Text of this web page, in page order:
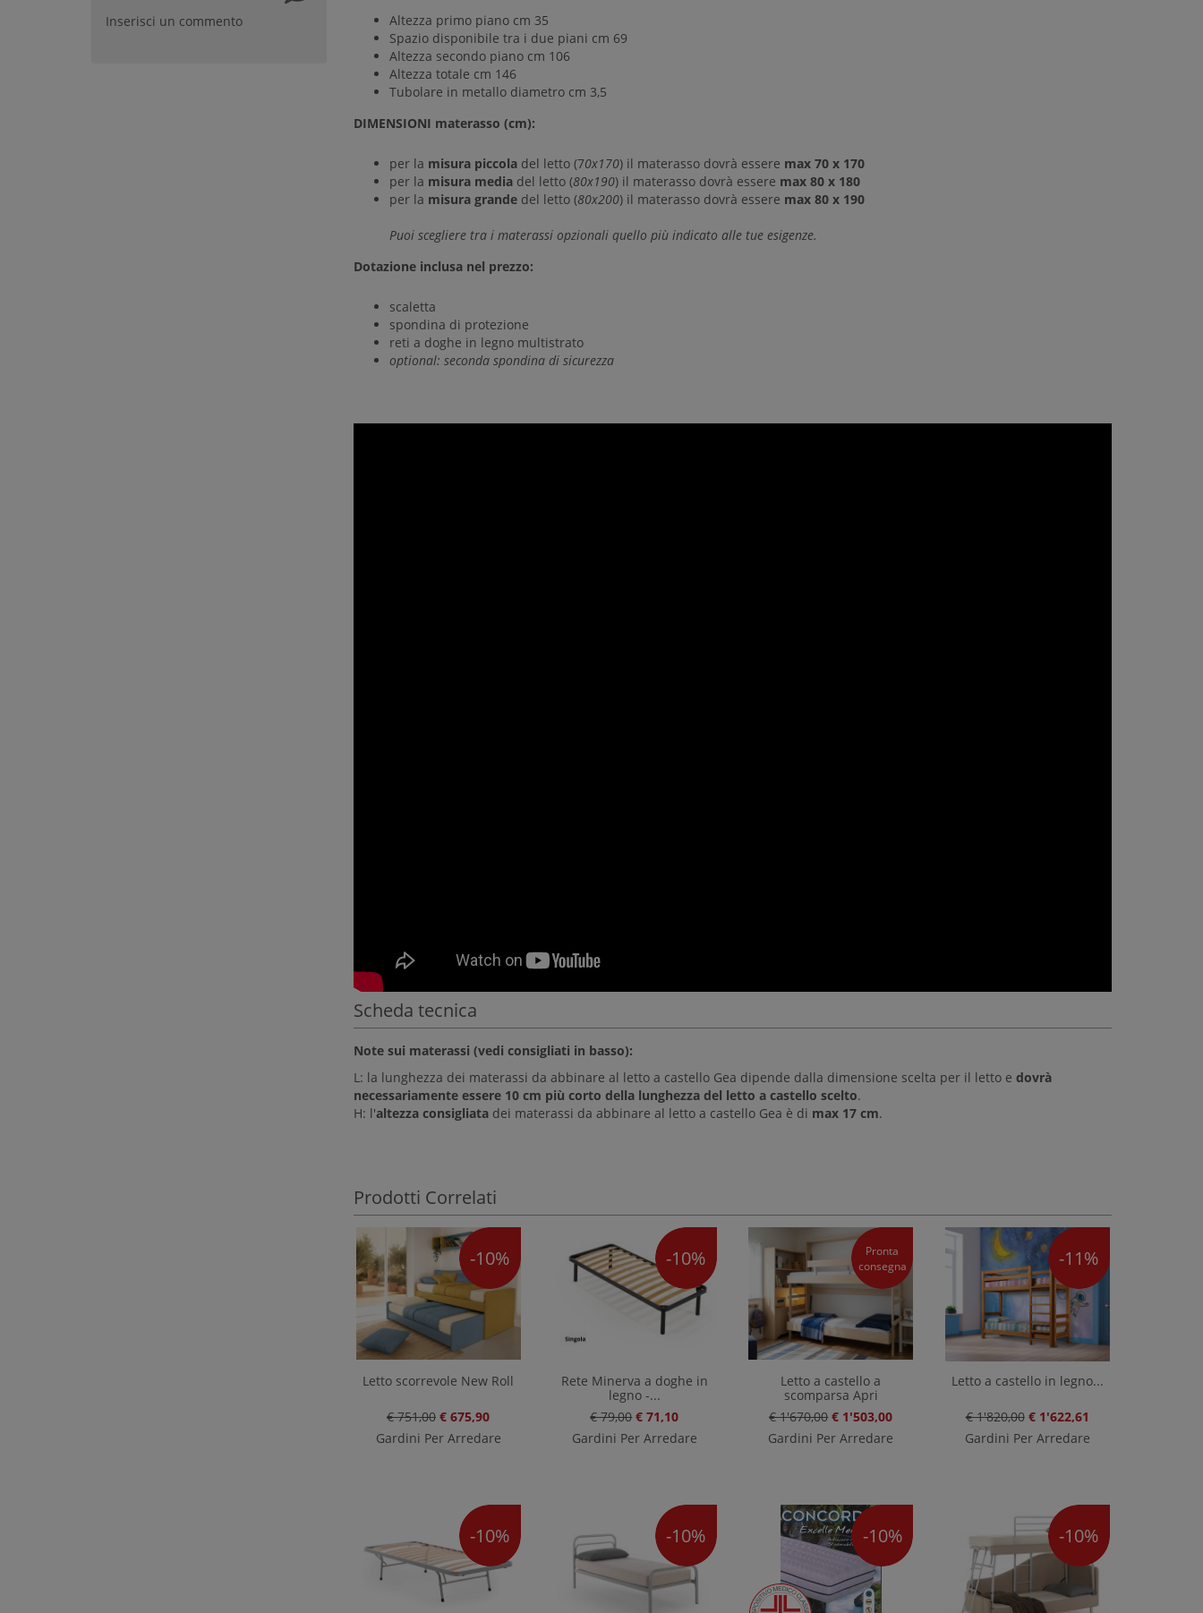
Altezza primo piano cm 35
Spazio disponibile tra i due piani cm 69
Altezza secondo piano cm 106
Altezza totale cm 146
Tubolare in metallo diametro cm 3,5
DIMENSIONI materasso (cm):
per la misura piccola del letto (70x170) il materasso dovrà essere max 70 x 170
per la misura mediadel letto (80x190) il materasso dovrà essere max 80 x 180
per la misura grandedel letto (80x200) il materasso dovrà essere max 80 x 190
Puoi scegliere tra i materassi opzionali quello più indicato alle tue esigenze.
Dotazione inclusa nel prezzo:
scaletta
spondina di protezione
reti a doghe in legno multistrato
optional: seconda spondina di sicurezza
Scheda tecnica
Note sui materassi (vedi consigliati in basso):
L: la lunghezza dei materassi da abbinare al letto a castello Gea dipende dalla dimensione scelta per il letto e dovrà
necessariamente essere 10 cm più corto della lunghezza del letto a castello scelto.
H: l'altezza consigliatadei materassi da abbinare al letto a castello Gea è di max 17 cm.
Prodotti Correlati
-10%
Letto scorrevole New Roll
€ 751,00 € 675,90
Gardini Per Arredare
-10%
Rete Minerva a doghe in
legno -...
€ 79,00 € 71,10
Gardini Per Arredare
Pronta
consegna
Letto a castello a
scomparsa Apri
€ 1'670,00 € 1'503,00
Gardini Per Arredare
-11%
Letto a castello in legno...
€ 1'820,00 € 1'622,61
Gardini Per Arredare
-10% -10% -10% -10%
Inserisci un commento